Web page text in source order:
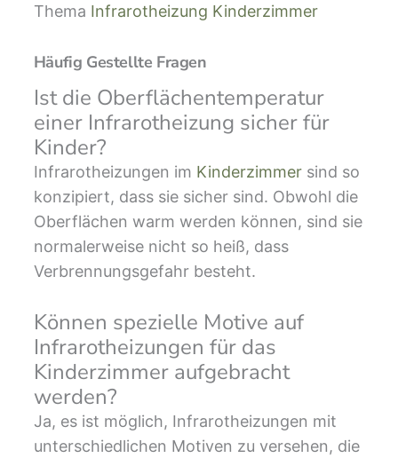
Thema Infrarotheizung Kinderzimmer
Häufig Gestellte Fragen
Ist die Oberflächentemperatur
einer Infrarotheizung sicher für
Kinder?
Infrarotheizungen im Kinderzimmersind so
konzipiert, dass sie sicher sind. Obwohl die
Oberflächen warm werden können, sind sie
normalerweise nicht so heiß, dass
Verbrennungsgefahr besteht.
Können spezielle Motive auf
Infrarotheizungen für das
Kinderzimmer aufgebracht
werden?
Ja, es ist möglich, Infrarotheizungen mit
unterschiedlichen Motiven zu versehen, die